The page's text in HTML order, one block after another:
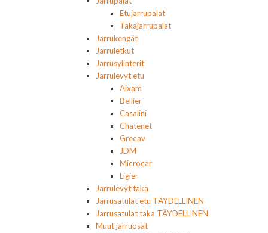
Etujarrupalat
Takajarrupalat
Jarrukengät
Jarruletkut
Jarrusylinterit
Jarrulevyt etu
Aixam
Bellier
Casalini
Chatenet
Grecav
JDM
Microcar
Ligier
Jarrulevyt taka
Jarrusatulat etu TÄYDELLINEN
Jarrusatulat taka TÄYDELLINEN
Muut jarruosat